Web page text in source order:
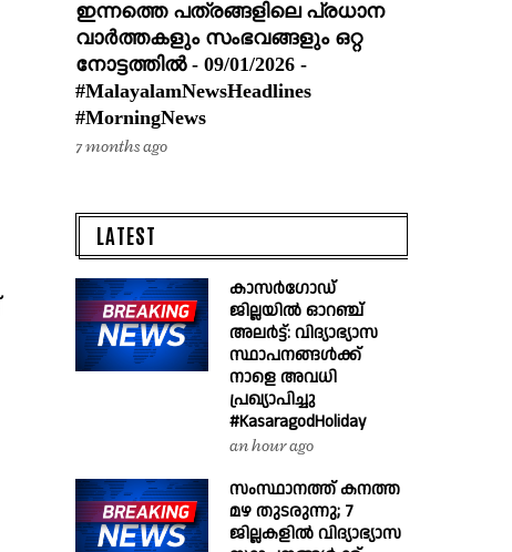
ഇന്നത്തെ പത്രങ്ങളിലെ പ്രധാന
വാർത്തകളും സംഭവങ്ങളും ഒറ്റ
നോട്ടത്തിൽ - 09/01/2026 -
#MalayalamNewsHeadlines
#MorningNews
7 months ago
LATEST
കാസർഗോഡ്
ജില്ലയിൽ ഓറഞ്ച്
അലർട്ട്: വിദ്യാഭ്യാസ
സ്ഥാപനങ്ങൾക്ക്
നാളെ അവധി
പ്രഖ്യാപിച്ചു
#KasaragodHoliday
an hour ago
സംസ്ഥാനത്ത് കനത്ത
മഴ തുടരുന്നു; 7
ജില്ലകളിൽ വിദ്യാഭ്യാസ